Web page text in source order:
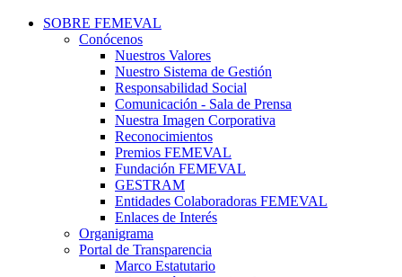
SOBRE FEMEVAL
Conócenos
Nuestros Valores
Nuestro Sistema de Gestión
Responsabilidad Social
Comunicación - Sala de Prensa
Nuestra Imagen Corporativa
Reconocimientos
Premios FEMEVAL
Fundación FEMEVAL
GESTRAM
Entidades Colaboradoras FEMEVAL
Enlaces de Interés
Organigrama
Portal de Transparencia
Marco Estatutario